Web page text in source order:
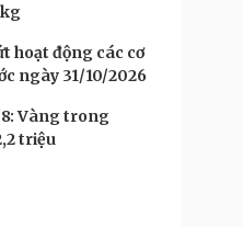
hoạt động các cơ
ngày 31/10/2026
Vàng trong
triệu